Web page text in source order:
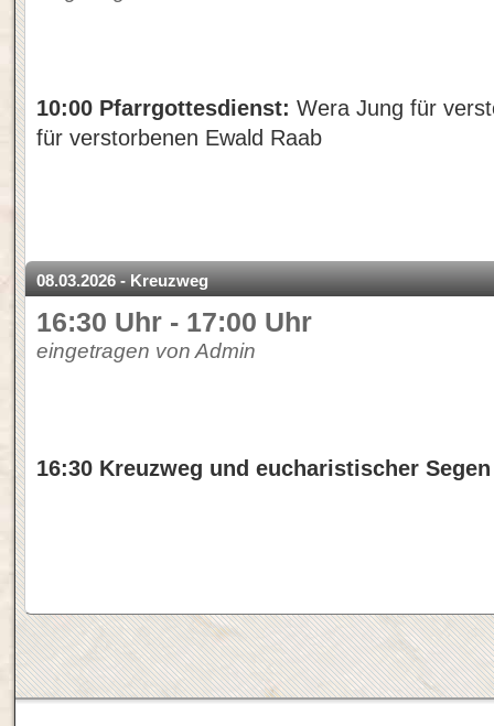
10:00 Pfarrgottesdienst: Wera Jung für
für verstorbenen Ewald Raab
08.03.2026 - Kreuzweg
16:30 Uhr - 17:00 Uhr
eingetragen von Admin
16:30 Kreuzweg und eucharistischer